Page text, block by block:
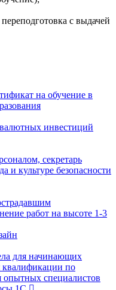
с выдачей
на обучение в
инвестиций
секретарь
и культуре безопасности
работ на высоте 1-3
для начинающих
по
опытных специалистов